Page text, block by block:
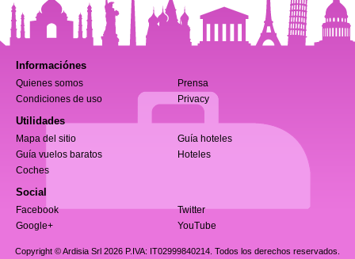
Informaciónes
Quienes somos
Prensa
Condiciones de uso
Privacy
Utilidades
Mapa del sitio
Guía hoteles
Guía vuelos baratos
Hoteles
Coches
Social
Facebook
Twitter
Google+
YouTube
Copyright © Ardisia Srl 2026 P.IVA: IT02999840214. Todos los derechos reservados.